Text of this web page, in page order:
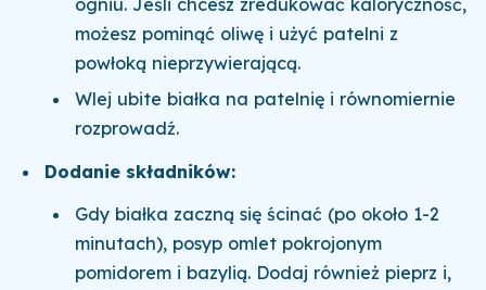
możesz pominąć oliwę i użyć patelni z
powłoką nieprzywierającą.
Wlej ubite białka na patelnię i równomiernie
rozprowadź.
Dodanie składników:
Gdy białka zaczną się ścinać (po około 1-2
minutach), posyp omlet pokrojonym
pomidorem i bazylią. Dodaj również pieprz i,